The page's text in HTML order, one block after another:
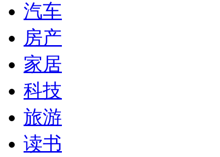
汽车
房产
家居
科技
旅游
读书